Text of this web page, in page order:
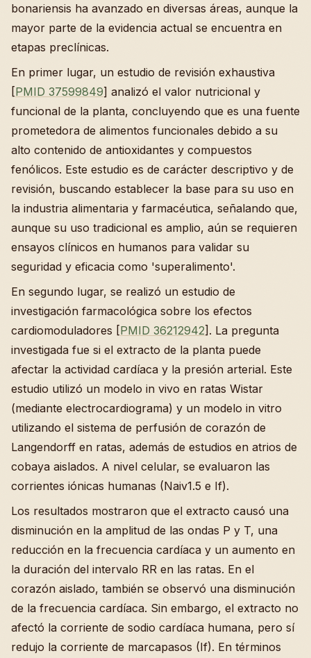
bonariensis ha avanzado en diversas áreas, aunque la
mayor parte de la evidencia actual se encuentra en
etapas preclínicas.
En primer lugar, un estudio de revisión exhaustiva
[PMID 37599849] analizó el valor nutricional y
funcional de la planta, concluyendo que es una fuente
prometedora de alimentos funcionales debido a su
alto contenido de antioxidantes y compuestos
fenólicos. Este estudio es de carácter descriptivo y de
revisión, buscando establecer la base para su uso en
la industria alimentaria y farmacéutica, señalando que,
aunque su uso tradicional es amplio, aún se requieren
ensayos clínicos en humanos para validar su
seguridad y eficacia como 'superalimento'.
En segundo lugar, se realizó un estudio de
investigación farmacológica sobre los efectos
cardiomoduladores [PMID 36212942]. La pregunta
investigada fue si el extracto de la planta puede
afectar la actividad cardíaca y la presión arterial. Este
estudio utilizó un modelo in vivo en ratas Wistar
(mediante electrocardiograma) y un modelo in vitro
utilizando el sistema de perfusión de corazón de
Langendorff en ratas, además de estudios en atrios de
cobaya aislados. A nivel celular, se evaluaron las
corrientes iónicas humanas (Naiv1.5 e If).
Los resultados mostraron que el extracto causó una
disminución en la amplitud de las ondas P y T, una
reducción en la frecuencia cardíaca y un aumento en
la duración del intervalo RR en las ratas. En el
corazón aislado, también se observó una disminución
de la frecuencia cardíaca. Sin embargo, el extracto no
afectó la corriente de sodio cardíaca humana, pero sí
redujo la corriente de marcapasos (If). En términos